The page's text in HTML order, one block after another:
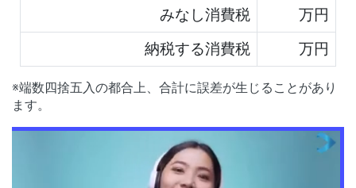
みなし消費税
万円
納税する消費税
万円
※端数四捨五入の都合上、合計に誤差が生じることがあり
ます。